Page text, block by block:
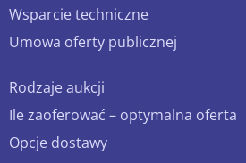
Wsparcie techniczne
Umowa oferty publicznej
Rodzaje aukcji
Ile zaoferować – optymalna oferta
Opcje dostawy